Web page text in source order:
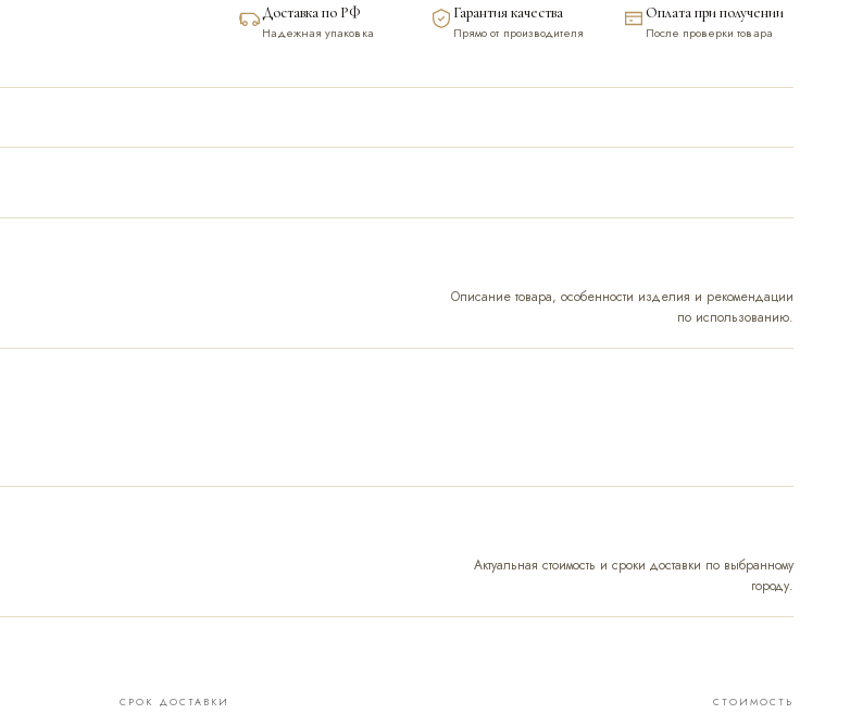
Доставка по РФ
Надежная упаковка
Гарантия качества
Прямо от производителя
Оплата при получении
После проверки товара
Описание товара, особенности изделия и рекомендации
по использованию.
Актуальная стоимость и сроки доставки по выбранному
городу.
СРОК ДОСТАВКИ СТОИМОСТЬ